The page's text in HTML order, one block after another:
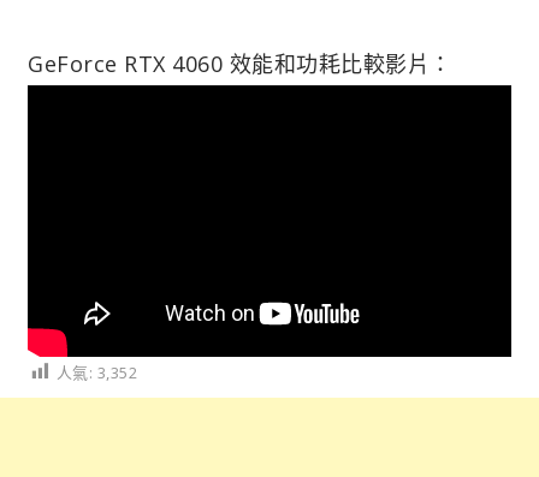
GeForce RTX 4060 效能和功耗比較影片：
人氣: 3,352